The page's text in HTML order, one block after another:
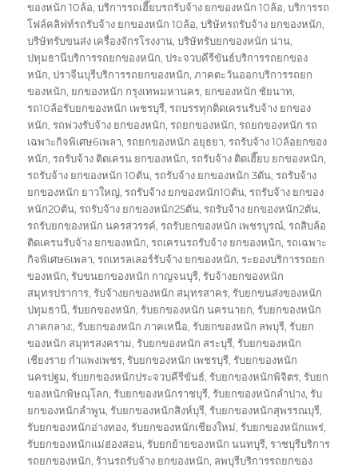
ของหนัก 10ล้อ,บริการรถเฮี๊ยบรถรับจ้าง ยกของหนัก 10ล้อ,บริการรถ
โฟล์คลิฟท์รถรับจ้าง ยกของหนัก 10ล้อ,บริษัทรถรับจ้าง ยกของหนัก,
บริษัทรับขนส่ง เครื่องจักรโรงงาน,บริษัทรับยกของหนัก น่าน,
ปทุมธานีบริการรถยกของหนัก,ประจวบคีรีขันธ์บริการรถยกของ
หนัก,ปราจีนบุรีบริการรถยกของหนัก,ภาคตะวันออกบริการรถยก
ของหนัก, ยกของหนัก กรุงเทพมหานคร, ยกของหนัก ชัยนาท,
รถ10ล้อรับยกของหนัก เพชรบุรี,รถบรรทุกติดเครนรับจ้าง ยกของ
หนัก,รถพ่วงรับจ้าง ยกของหนัก,รถยกของหนัก,รถยกของหนัก รถ
เฉพาะกิจพิเศษ6เพลา,รถยกของหนัก อยุธยา,รถรับจ้าง 10ล้อยกของ
หนัก,รถรับจ้าง ติดเครน ยกของหนัก,รถรับจ้าง ติดเฮี๊ยบ ยกของหนัก,
รถรับจ้าง ยกของหนัก 10ตัน,รถรับจ้าง ยกของหนัก 3ตัน,รถรับจ้าง
ยกของหนัก ยาวใหญ่,รถรับจ้าง ยกของหนัก10ตัน,รถรับจ้าง ยกของ
หนัก20ตัน,รถรับจ้าง ยกของหนัก25ตัน,รถรับจ้าง ยกของหนัก2ตัน,
รถรับยกของหนัก นครสวรรค์,รถรับยกของหนัก เพชรบูรณ์,รถสิบล้อ
ติดเครนรับจ้าง ยกของหนัก,รถเครนรถรับจ้าง ยกของหนัก,รถเฉพาะ
กิจพิเศษ6เพลา,รถเทรลเลอร์รับจ้าง ยกของหนัก,ระยองบริการรถยก
ของหนัก,รับขนยกของหนัก กาญจนบุรี,รับจ้างยกของหนัก
สมุทรปราการ,รับจ้างยกของหนัก สมุทรสาคร,รับยกขนส่งของหนัก
ปทุมธานี,รับยกของหนัก,รับยกของหนัก นครนายก,รับยกของหนัก
ภาคกลาง:,รับยกของหนัก ภาคเหนือ,รับยกของหนัก ลพบุรี,รับยก
ของหนัก สมุทรสงคราม,รับยกของหนัก สระบุรี,รับยกของหนัก
เชียงราย กำแพงเพชร,รับยกของหนัก เพชรบุรี,รับยกของหนัก
นครปฐม,รับยกของหนักประจวบคีรีขันธ์,รับยกของหนักพิจิตร,รับยก
ของหนักพิษณุโลก,รับยกของหนักราชบุรี,รับยกของหนักลำปาง,รับ
ยกของหนักลำพูน,รับยกของหนักสิงห์บุรี,รับยกของหนักสุพรรณบุรี,
รับยกของหนักอ่างทอง,รับยกของหนักเชียงใหม่,รับยกของหนักแพร่,
รับยกของหนักแม่ฮ่องสอน,รับยกย้ายของหนัก นนทบุรี,ราชบุรีบริการ
รถยกของหนัก,ร้านรถรับจ้าง ยกของหนัก, ลพบุรีบริการรถยกของ